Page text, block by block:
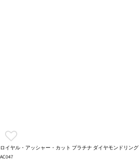
ロイヤル・アッシャー・カット プラチナ ダイヤモンドリング
AC047